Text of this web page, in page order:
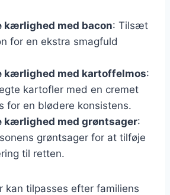
kærlighed med bacon: Tilsæt
for en ekstra smagfuld
kærlighed med kartoffelmos:
kartofler med en cremet
for en blødere konsistens.
kærlighed med grøntsager:
grøntsager for at tilføje
til retten.
kan tilpasses efter familiens